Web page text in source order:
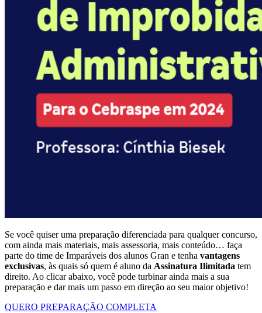
Se você quiser uma preparação diferenciada para qualquer concurso,
com ainda mais materiais, mais assessoria, mais conteúdo… faça
parte do time de Imparáveis dos alunos Gran e tenha vantagens
exclusivas, às quais só quem é aluno da Assinatura Ilimitada tem
direito. Ao clicar abaixo, você pode turbinar ainda mais a sua
preparação e dar mais um passo em direção ao seu maior objetivo!
QUERO PREPARAÇÃO COMPLETA